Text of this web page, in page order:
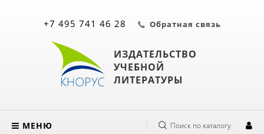
ИЗДАТЕЛЬСТВО
УЧЕБНОЙ
ЛИТЕРАТУРЫ
+7 495 741 46 28 Обратная связь
МЕНЮ Поиск по каталогу